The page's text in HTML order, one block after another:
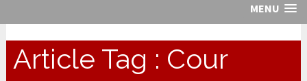
MENU
Article Tag : Cour